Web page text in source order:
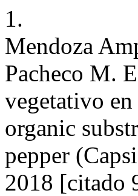
1.
Mendoza
Pacheco M.
vegetativo
organic
pepper
2018 [citado